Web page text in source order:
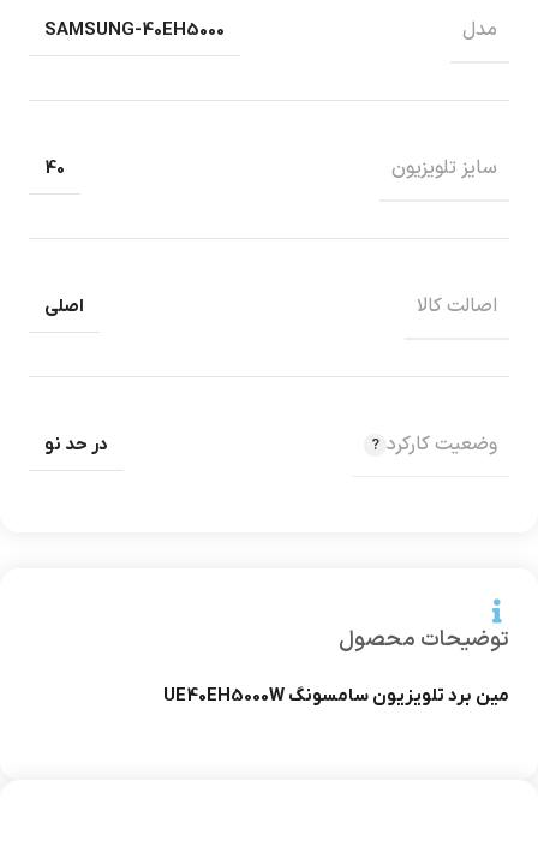
توضیحات محصول
مین برد تلویزیون سامسونگ UE40EH5000W
مدل SAMSUNG-40EH5000
سایز تلویزیون 40
اصالت کالا اصلی
وضعیت کارکرد در حد نو